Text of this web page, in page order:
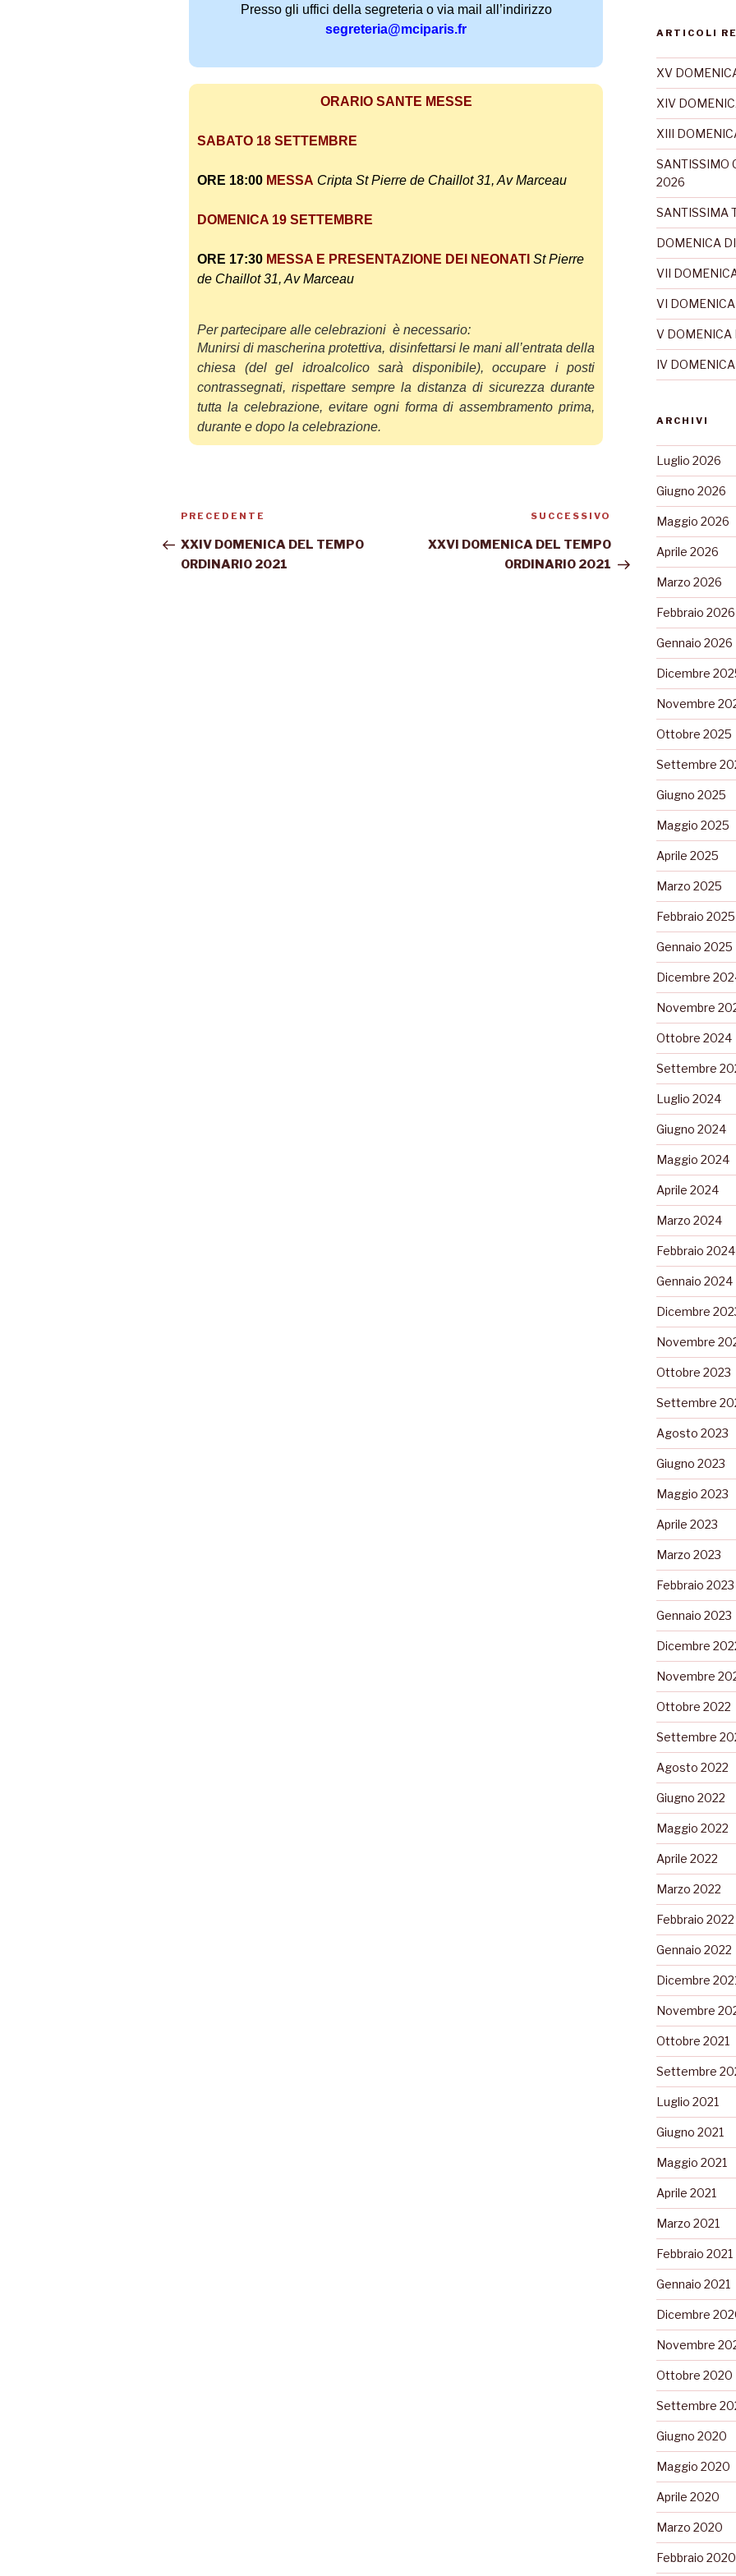
a
Presso gli uffici della segreteria o via mail all’indirizzo
segreteria@mciparis.fr
ORARIO SANTE MESSE
SABATO 18 SETTEMBRE
ORE 18:00 MESSA Cripta St Pierre de Chaillot 31, Av Marceau
DOMENICA 19 SETTEMBRE
ORE 17:30 MESSA E PRESENTAZIONE DEI NEONATI St Pierre
de Chaillot 31, Av Marceau
Per partecipare alle celebrazioni è necessario:
Munirsi di mascherina protettiva, disinfettarsi le mani all’entrata della
chiesa (del gel idroalcolico sarà disponibile),occupare i posti
contrassegnati,rispettare sempre la distanza disicurezza durante
tutta la celebrazione, evitare ogni forma di assembramento prima,
durante e dopo la celebrazione.
PRECEDENTE
XXIV DOMENICA DEL TEMPO
ORDINARIO 2021
SUCCESSIVO
XXVI DOMENICA DEL TEMPO
ORDINARIO 2021
ARTICOLI
XV
XIV
XIII
SANTISSIMO
2026
SANTISSIMA
DOMENICA
VII
VI
V DOMENICA
IV
ARCHIVI
Luglio 2026
Giugno 2026
Maggio 2026
Aprile 2026
Marzo 2026
Febbraio 2026
Gennaio 2026
Dicembre
Novembre
Ottobre 2025
Settembre
Giugno 2025
Maggio 2025
Aprile 2025
Marzo 2025
Febbraio 2025
Gennaio 2025
Dicembre
Novembre
Ottobre 2024
Settembre
Luglio 2024
Giugno 2024
Maggio 2024
Aprile 2024
Marzo 2024
Febbraio 2024
Gennaio 2024
Dicembre
Novembre
Ottobre 2023
Settembre
Agosto 2023
Giugno 2023
Maggio 2023
Aprile 2023
Marzo 2023
Febbraio 2023
Gennaio 2023
Dicembre
Novembre
Ottobre 2022
Settembre
Agosto 2022
Giugno 2022
Maggio 2022
Aprile 2022
Marzo 2022
Febbraio 2022
Gennaio 2022
Dicembre
Novembre
Ottobre 2021
Settembre
Luglio 2021
Giugno 2021
Maggio 2021
Aprile 2021
Marzo 2021
Febbraio 2021
Gennaio 2021
Dicembre
Novembre
Ottobre 2020
Settembre
Giugno 2020
Maggio 2020
Aprile 2020
Marzo 2020
Febbraio 2020